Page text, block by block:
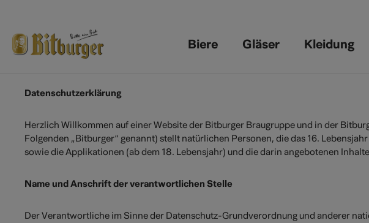
Biere Gläser Kleidung
Datenschutzerklärung
Herzlich Willkommen auf einer Website der Bitburger Braugruppe und in der
Folgenden „Bitburger“ genannt) stellt natürlichen Personen, die das 16.
sowie die Applikationen (ab dem 18. Lebensjahr) und die darin angebotenen
Name und Anschrift der verantwortlichen Stelle
Der Verantwortliche im Sinne der Datenschutz-Grundverordnung und anderer